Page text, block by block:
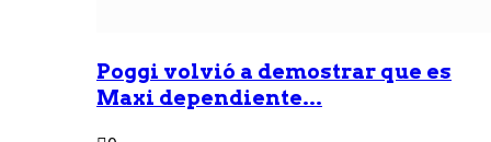
Poggi volvió a demostrar que es
Maxi dependiente...